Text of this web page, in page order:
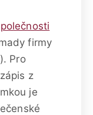
firmy
Pro
z
je